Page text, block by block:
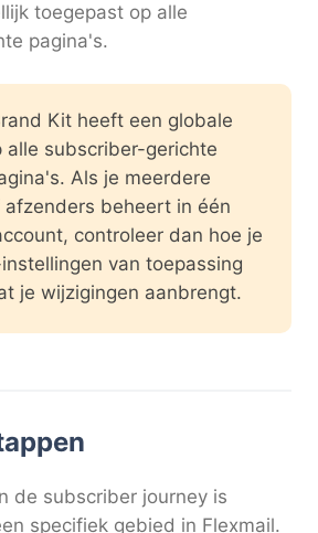
toegepast op alle
pagina's.
Kit heeft een globale
alle subscriber-gerichte
Als je meerdere
afzenders beheert in één
controleer dan hoe je
van toepassing
je wijzigingen aanbrengt.
de subscriber journey is
specifiek gebied in Flexmail.